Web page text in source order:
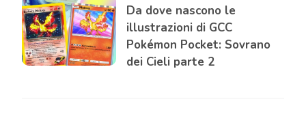
Da dove nascono le
illustrazioni di GCC
Pokémon Pocket: Sovrano
dei Cieli parte 2